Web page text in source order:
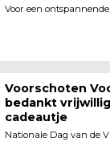
Voor een
Voorschoten
bedankt
cadeautje
Nationale Dag van de